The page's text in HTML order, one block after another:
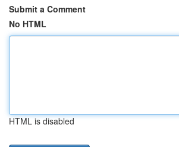
Submit a Comment
No HTML
HTML is disabled